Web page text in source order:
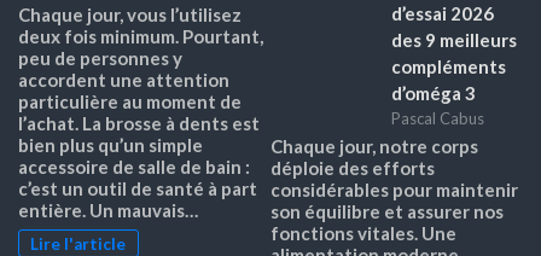
Chaque jour, vous l’utilisez
deux fois minimum. Pourtant,
peu de personnes y
accordent une attention
particulière au moment de
l’achat. La brosse à dents est
bien plus qu’un simple
accessoire de salle de bain :
c’est un outil de santé à part
entière. Un mauvais…
Lire l'article
d’essai 2026
des 9 meilleurs
compléments
d’oméga 3
Pascal Cabus
Chaque jour, notre corps
déploie des efforts
considérables pour maintenir
son équilibre et assurer nos
fonctions vitales. Une